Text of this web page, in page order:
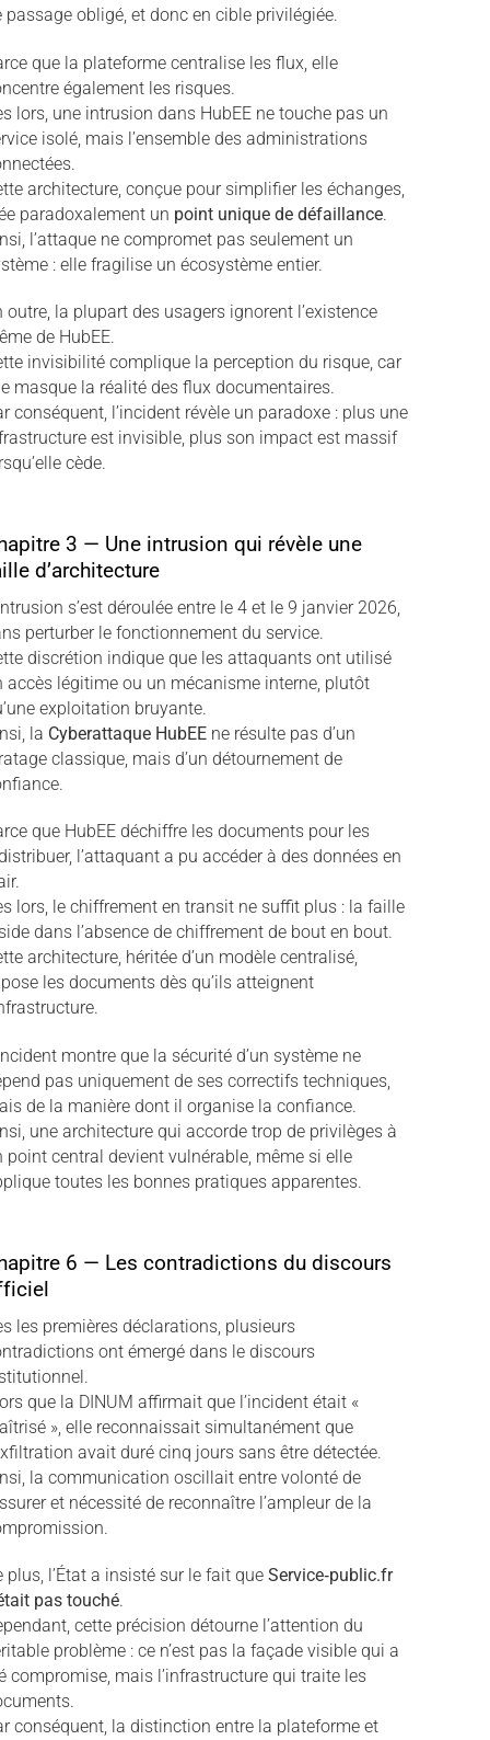
passage obligé, et donc en cible privilégiée.
que la plateforme centralise les flux, elle
également les risques.
lors, une intrusion dans HubEE ne touche pas un
isolé, mais l’ensemble des administrations
architecture, conçue pour simplifier les échanges,
paradoxalement un point unique de défaillance.
l’attaque ne compromet pas seulement un
: elle fragilise un écosystème entier.
outre, la plupart des usagers ignorent l’existence
de HubEE.
invisibilité complique la perception du risque, car
masque la réalité des flux documentaires.
conséquent, l’incident révèle un paradoxe : plus une
est invisible, plus son impact est massif
cède.
3 — Une intrusion qui révèle une
d’architecture
s’est déroulée entre le 4 et le 9 janvier 2026,
perturber le fonctionnement du service.
discrétion indique que les attaquants ont utilisé
accès légitime ou un mécanisme interne, plutôt
exploitation bruyante.
la Cyberattaque HubEE ne résulte pas d’un
classique, mais d’un détournement de
que HubEE déchiffre les documents pour les
l’attaquant a pu accéder à des données en
lors, le chiffrement en transit ne suffit plus : la faille
dans l’absence de chiffrement de bout en bout.
architecture, héritée d’un modèle centralisé,
les documents dès qu’ils atteignent
montre que la sécurité d’un système ne
pas uniquement de ses correctifs techniques,
de la manière dont il organise la confiance.
une architecture qui accorde trop de privilèges à
point central devient vulnérable, même si elle
toutes les bonnes pratiques apparentes.
6 — Les contradictions du discours
les premières déclarations, plusieurs
ont émergé dans le discours
que la DINUM affirmait que l’incident était «
», elle reconnaissait simultanément que
avait duré cinq jours sans être détectée.
la communication oscillait entre volonté de
et nécessité de reconnaître l’ampleur de la
plus, l’État a insisté sur le fait que Service‑public.fr
pas touché.
cette précision détourne l’attention du
problème : ce n’est pas la façade visible qui a
compromise, mais l’infrastructure qui traite les
conséquent, la distinction entre la plateforme et